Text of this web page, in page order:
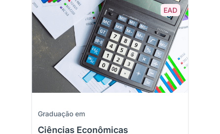
EAD
Graduação em
Ciências Econômicas